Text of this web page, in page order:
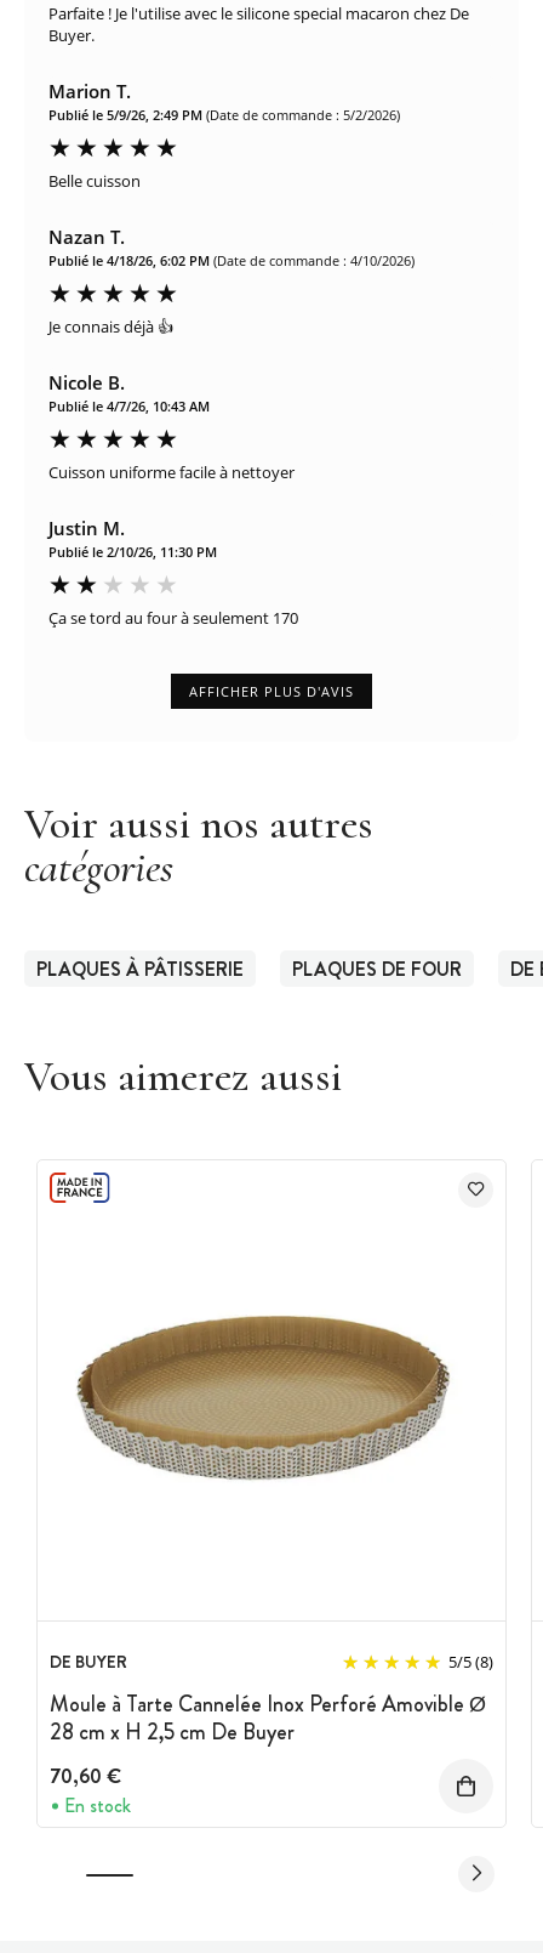
Parfaite ! Je l'utilise avec le silicone special macaron chez De
Buyer.
Marion T.
Publié le 5/9/26, 2:49 PM (Date de commande : 5/2/2026)
Belle cuisson
Nazan T.
Publié le 4/18/26, 6:02 PM (Date de commande : 4/10/2026)
Je connais déjà 👍
Nicole B.
Publié le 4/7/26, 10:43 AM
Cuisson uniforme facile à nettoyer
Justin M.
Publié le 2/10/26, 11:30 PM
Ça se tord au four à seulement 170
AFFICHER PLUS D'AVIS
Voir aussi nos autres
catégories
PLAQUES À PÂTISSERIE PLAQUES DE FOUR DE
Vous aimerez aussi
DE BUYER 5/5(8)
Moule à Tarte Cannelée Inox Perforé Amovible Ø
28 cm x H 2,5 cm De Buyer
70,60 €
En stock